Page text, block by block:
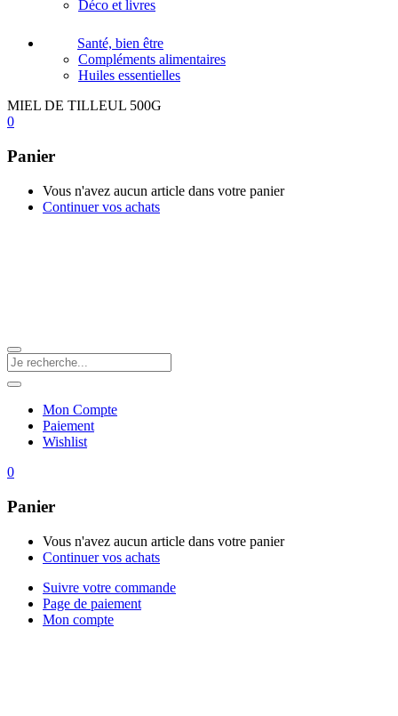
Déco et livres
Santé, bien être
Compléments alimentaires
Huiles essentielles
MIEL DE TILLEUL 500G
0
Panier
Vous n'avez aucun article dans votre panier
Continuer vos achats
Mon Compte
Paiement
Wishlist
0
Panier
Vous n'avez aucun article dans votre panier
Continuer vos achats
Suivre votre commande
Page de paiement
Mon compte